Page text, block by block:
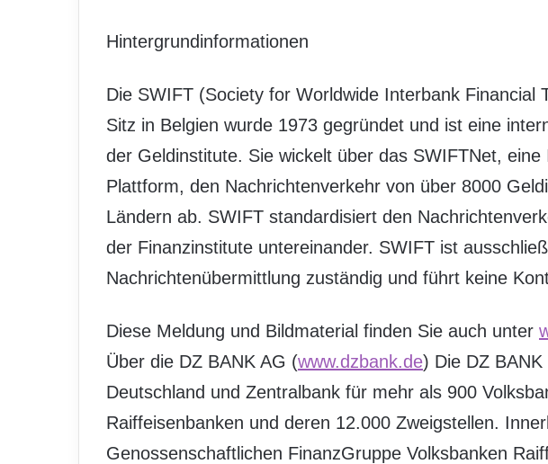
Hintergrundinformationen
Die SWIFT (Society for Worldwide Interbank Financial
Sitz in Belgien wurde 1973 gegründet und ist eine
der Geldinstitute. Sie wickelt über das SWIFTNet,
Plattform, den Nachrichtenverkehr von über 8000
Ländern ab. SWIFT standardisiert den
der Finanzinstitute untereinander. SWIFT ist
Nachrichtenübermittlung zuständig und führt keine
Diese Meldung und Bildmaterial finden Sie auch unter
Über die DZ BANK AG (www.dzbank.de) Die DZ
Deutschland und Zentralbank für mehr als 900
Raiffeisenbanken und deren 12.000 Zweigstellen.
Genossenschaftlichen FinanzGruppe Volksbanken